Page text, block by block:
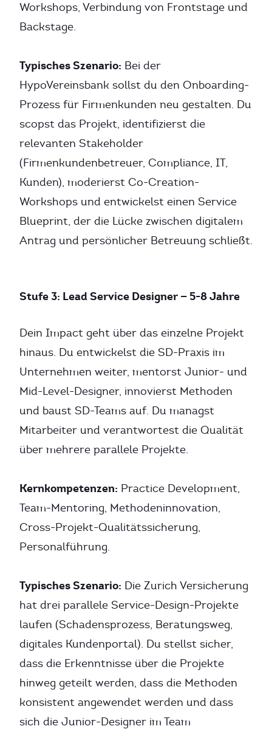
Workshops, Verbindung von Frontstage und
Backstage.
Typisches Szenario: Bei der
HypoVereinsbank sollst du den Onboarding-
Prozess für Firmenkunden neu gestalten. Du
scopst das Projekt, identifizierst die
relevanten Stakeholder
(Firmenkundenbetreuer, Compliance, IT,
Kunden), moderierst Co-Creation-
Workshops und entwickelst einen Service
Blueprint, der die Lücke zwischen digitalem
Antrag und persönlicher Betreuung schließt.
Stufe 3: Lead Service Designer — 5-8 Jahre
Dein Impact geht über das einzelne Projekt
hinaus. Du entwickelst die SD-Praxis im
Unternehmen weiter, mentorst Junior- und
Mid-Level-Designer, innovierst Methoden
und baust SD-Teams auf. Du managst
Mitarbeiter und verantwortest die Qualität
über mehrere parallele Projekte.
Kernkompetenzen: Practice Development,
Team-Mentoring, Methodeninnovation,
Cross-Projekt-Qualitätssicherung,
Personalführung.
Typisches Szenario: Die Zurich Versicherung
hat drei parallele Service-Design-Projekte
laufen (Schadensprozess, Beratungsweg,
digitales Kundenportal). Du stellst sicher,
dass die Erkenntnisse über die Projekte
hinweg geteilt werden, dass die Methoden
konsistent angewendet werden und dass
sich die Junior-Designer im Team